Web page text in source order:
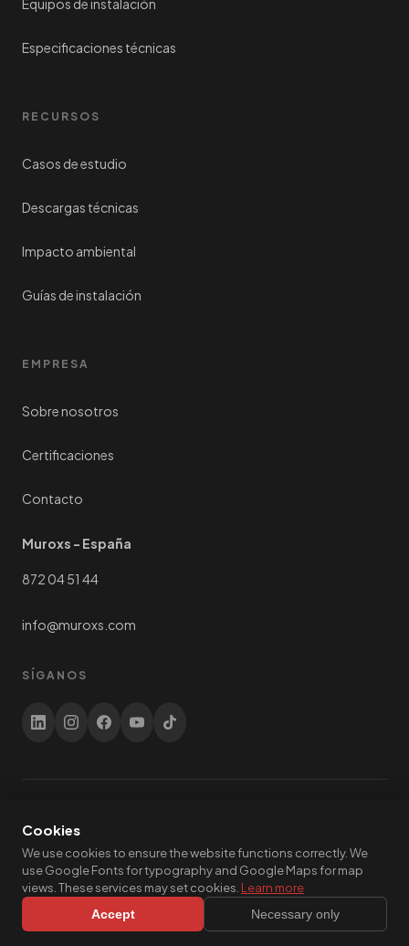
Equipos de instalación
Especificaciones técnicas
RECURSOS
Casos de estudio
Descargas técnicas
Impacto ambiental
Guías de instalación
EMPRESA
Sobre nosotros
Certificaciones
Contacto
Muroxs - España
872 04 51 44
info@muroxs.com
SÍGANOS
Finland. | Hallitie 4, 06400 Porvoo, Finlandia
Política de
Condiciones de
uso
Política de
cookies
Ajustes de
cookies
Cookies
We use cookies to ensure the website functions correctly. We
use Google Fonts for typography and Google Maps for map
views. These services may set cookies. Learn more
Accept
Necessary only